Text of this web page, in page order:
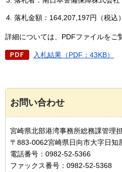
落札金額：164,207,197円（税込）
詳細については、PDFファイルをご
入札結果（PDF：43KB）
お問い合わせ
宮崎県北部港湾事務所総務課管理
〒883-0062宮崎県日向市大字日知
電話番号：0982-52-5366
ファックス番号：0982-52-5368